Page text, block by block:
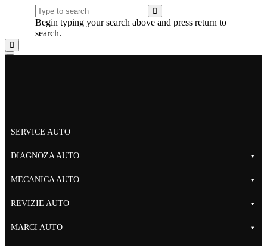
Begin typing your search above and press return to
search.
SERVICE AUTO
DIAGNOZA AUTO
MECANICA AUTO
REVIZIE AUTO
MARCI AUTO